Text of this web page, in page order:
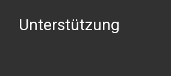
Unterstützung